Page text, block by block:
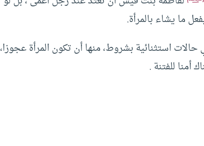
ما يشاء بالمرأة.
استثنائية بشروط، منها أن تكون المرأة عجوزا،
أمنا للفتنة .